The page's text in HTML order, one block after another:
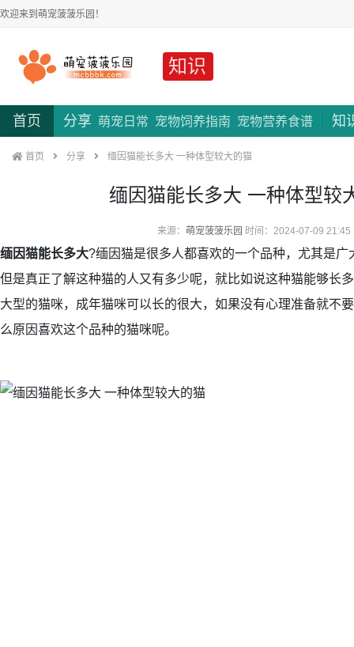
欢迎来到萌宠菠菠乐园！
知识
首页 分享 萌宠日常 宠物饲养指南 宠物营养食谱 知
首页 分享 缅因猫能长多大 一种体型较大的猫
缅因猫能长多大 一种体型较
来源： 萌宠菠菠乐园 时间：2024-07-09 21:45
缅因猫能长多大?缅因猫是很多人都喜欢的一个品种，尤其是
但是真正了解这种猫的人又有多少呢，就比如说这种猫能够长
大型的猫咪，成年猫咪可以长的很大，如果没有心理准备就不
么原因喜欢这个品种的猫咪呢。